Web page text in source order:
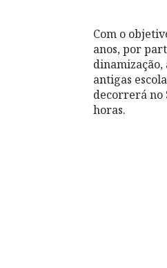
Com o
anos, por
antigas
decorrerá no
horas.